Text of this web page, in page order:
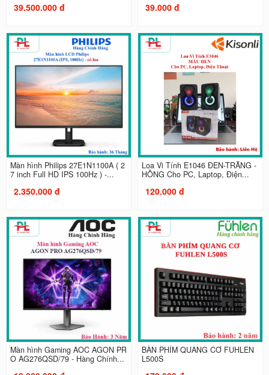
39.500.000 đ 39.000 đ
Màn hình Philips 27E1N1100A ( 2
7 inch Full HD IPS 100Hz ) -...
2.350.000 đ
Loa Vi Tính E1046 ĐEN-TRẮNG -
HỒNG Cho PC, Laptop, Điện...
120.000 đ
Màn hình Gaming AOC AGON PR
O AG276QSD/79 - Hàng Chính...
BÀN PHÍM QUANG CƠ FUHLEN
L500S